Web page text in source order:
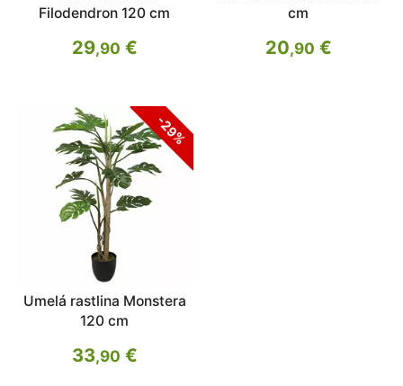
Filodendron 120 cm
29,90 €
cm
20,90 €
-29%
Umelá rastlina Monstera
120 cm
33,90 €